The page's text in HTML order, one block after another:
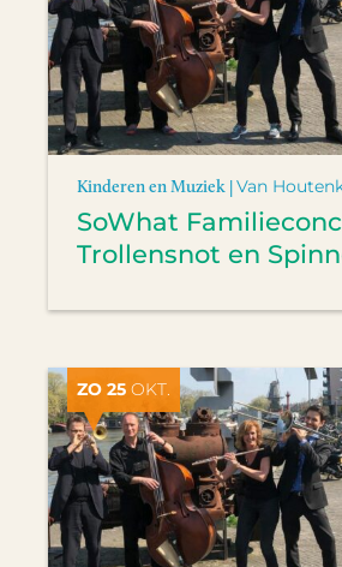
Kinderen en Muziek |Van
SoWhat
Trollensnot en
ZO 25 OKT.